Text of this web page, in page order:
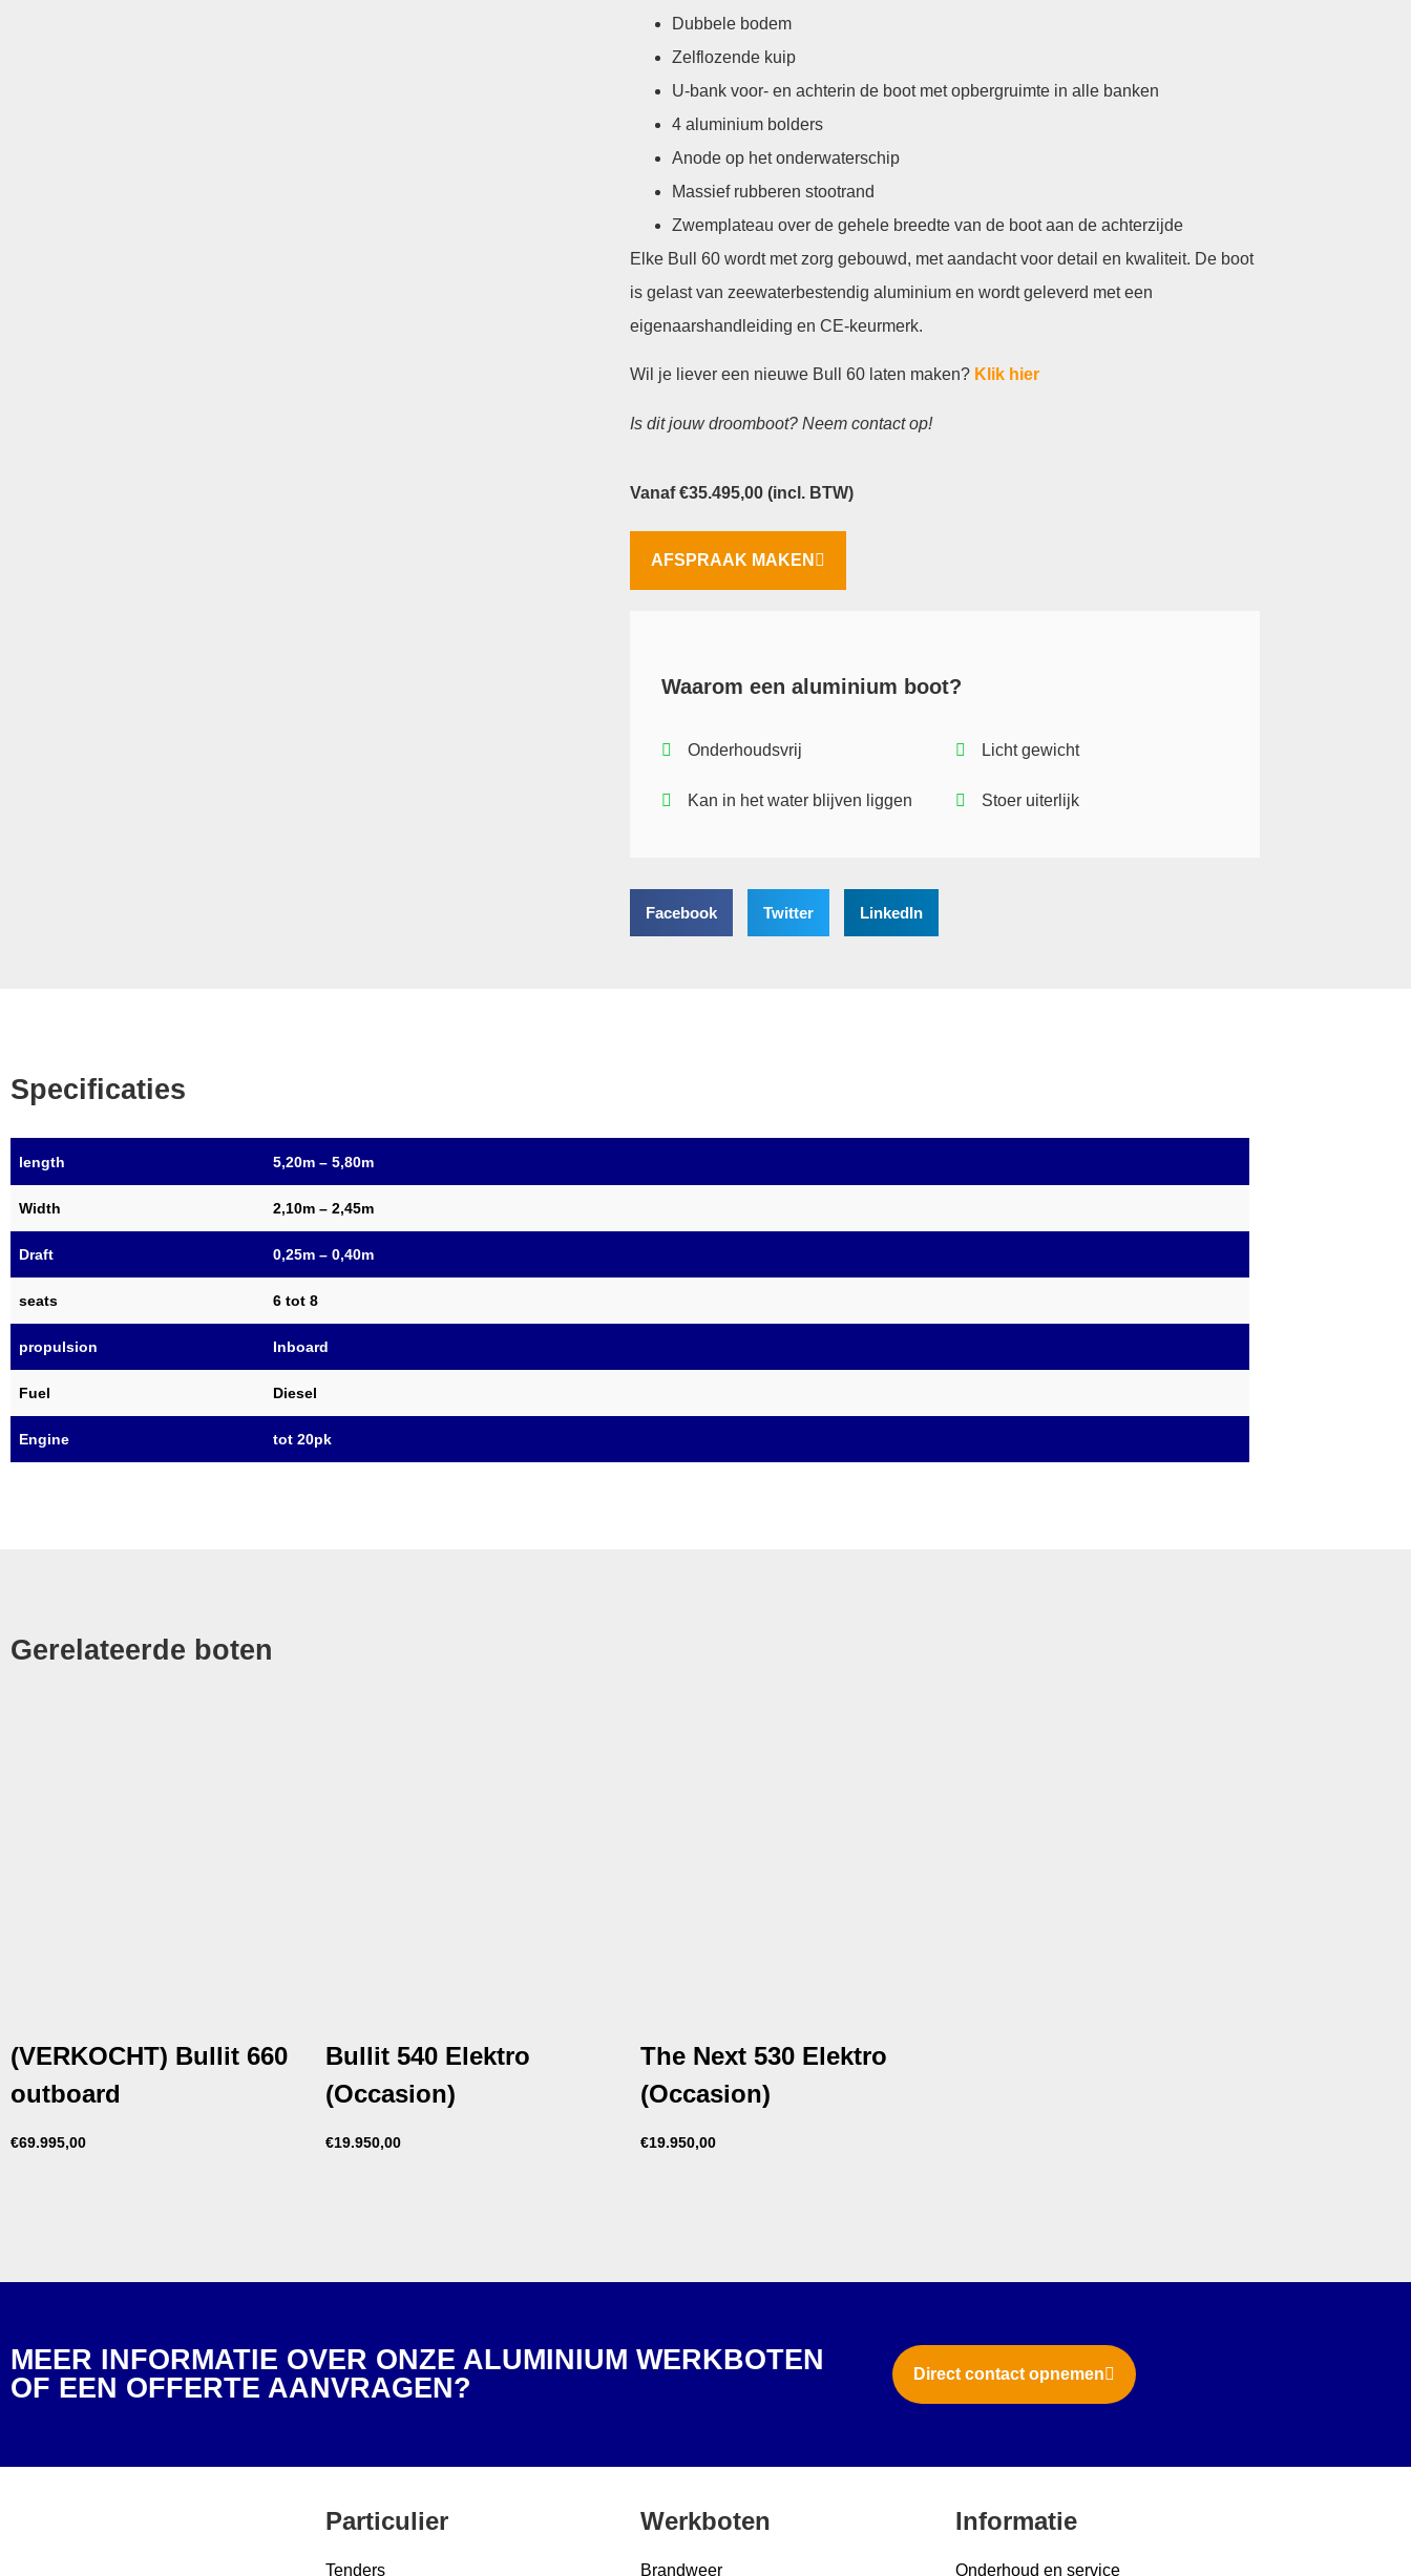
Dubbele bodem
Zelflozende kuip
U-bank voor- en achterin de boot met opbergruimte in alle banken
4 aluminium bolders
Anode op het onderwaterschip
Massief rubberen stootrand
Zwemplateau over de gehele breedte van de boot aan de achterzijde
Elke Bull 60 wordt met zorg gebouwd, met aandacht voor detail en kwaliteit. De boot
is gelast van zeewaterbestendig aluminium en wordt geleverd met een
eigenaarshandleiding en CE-keurmerk.
Wil je liever een nieuwe Bull 60 laten maken? Klik hier
Is dit jouw droomboot? Neem contact op!
Vanaf€35.495,00 (incl. BTW)
AFSPRAAK MAKEN
Waarom een aluminium boot?
Onderhoudsvrij
Kan in het water blijven liggen
Licht gewicht
Stoer uiterlijk
Facebook Twitter LinkedIn
Specificaties
length 5,20m – 5,80m
Width 2,10m – 2,45m
Draft 0,25m – 0,40m
seats 6 tot 8
propulsion Inboard
Fuel Diesel
Engine tot 20pk
Gerelateerde boten
(VERKOCHT) Bullit 660
outboard
€69.995,00
Bullit 540 Elektro
(Occasion)
€19.950,00
The Next 530 Elektro
(Occasion)
€19.950,00
MEER INFORMATIE OVER ONZE ALUMINIUM WERKBOTEN
OF EEN OFFERTE AANVRAGEN?
Direct contact opnemen
Particulier
Tenders
Werkboten
Brandweer
Informatie
Onderhoud en service